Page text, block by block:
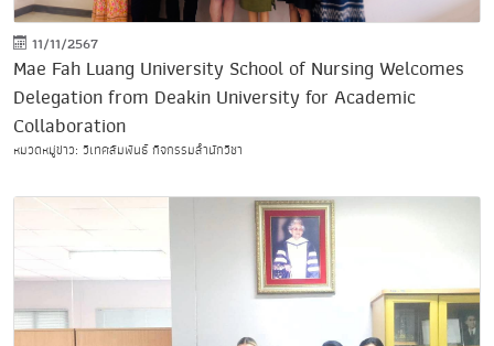
11/11/2567
Mae Fah Luang University School of Nursing Welcomes
Delegation from Deakin University for Academic
Collaboration
หมวดหมู่ข่าว: วิเทศสัมพันธ์ กิจกรรมสำนักวิชา